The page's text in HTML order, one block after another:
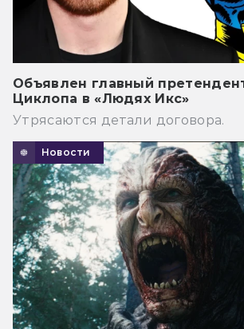
Объявлен главный
Циклопа в «Людях Икс»
Утрясаются детали договора.
Новости